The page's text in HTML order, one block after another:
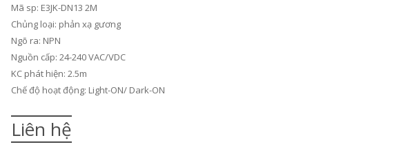
Mã sp: E3JK-DN13 2M
Chủng loại: phản xạ gương
Ngõ ra: NPN
Nguồn cấp: 24-240 VAC/VDC
KC phát hiện: 2.5m
Chế độ hoạt động: Light-ON/ Dark-ON
Liên hệ